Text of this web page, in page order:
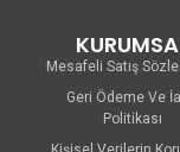
Mesafeli Satış
Geri Ödeme Ve
Politikası